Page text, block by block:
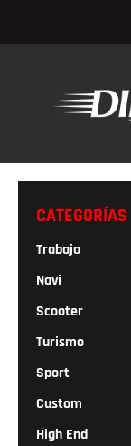
CATEGORÍAS
Trabajo
Navi
Scooter
Turismo
Sport
Custom
High End